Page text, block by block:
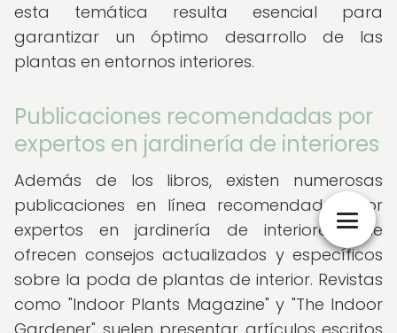
esta temática resulta esencial para
garantizar un óptimo desarrollo de las
plantas en entornos interiores.
Publicaciones recomendadas por
expertos en jardinería de interiores
Además de los libros, existen numerosas
publicaciones en línea recomendadas por
expertos en jardinería de interiores que
ofrecen consejos actualizados y específicos
sobre la poda de plantas de interior. Revistas
como "Indoor Plants Magazine" y "The Indoor